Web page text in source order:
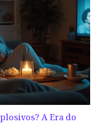
A Era do